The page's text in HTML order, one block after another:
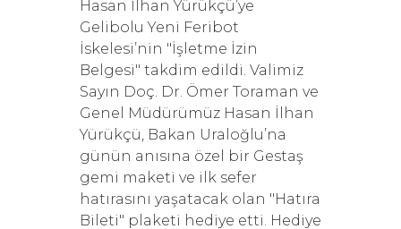
Hasan İlhan Yürükçü’ye
Gelibolu Yeni Feribot
İskelesi’nin "İşletme İzin
Belgesi" takdim edildi. Valimiz
Sayın Doç. Dr. Ömer Toraman ve
Genel Müdürümüz Hasan İlhan
Yürükçü, Bakan Uraloğlu’na
günün anısına özel bir Gestaş
gemi maketi ve ilk sefer
hatırasını yaşatacak olan "Hatıra
Bileti" plaketi hediye etti. Hediye